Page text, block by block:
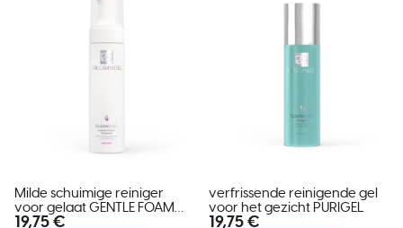
Milde schuimige reiniger
voor gelaat GENTLE FOAM
CLEANSER
19,75 €
verfrissende reinigende gel
voor het gezicht PURIGEL
19,75 €